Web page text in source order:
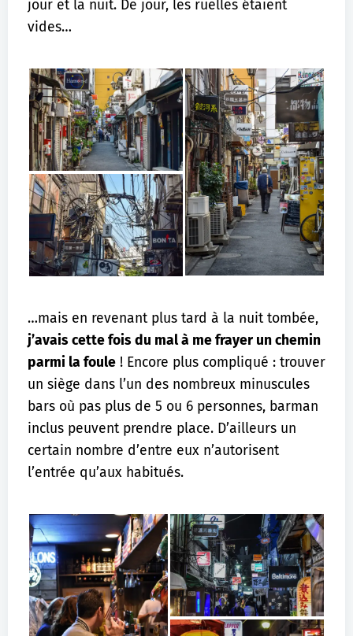
jour et la nuit. De jour, les ruelles étaient
vides…
…mais en revenant plus tard à la nuit tombée,
j’avais cette fois du mal à me frayer un chemin
parmi la foule ! Encore plus compliqué : trouver
un siège dans l’un des nombreux minuscules
bars où pas plus de 5 ou 6 personnes, barman
inclus peuvent prendre place. D’ailleurs un
certain nombre d’entre eux n’autorisent
l’entrée qu’aux habitués.